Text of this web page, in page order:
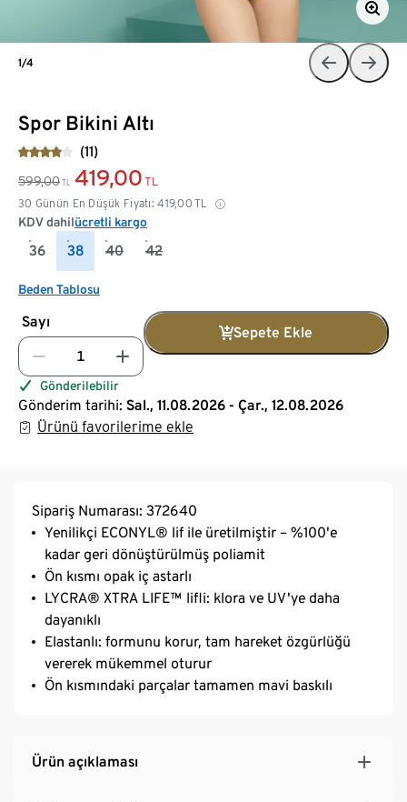
Spor Bikini Altı
(11)
599,00 TL 419,00 TL
30 Günün En Düşük Fiyatı: 419,00 TL
KDV dahilücretli kargo
36 38 40 42
Beden Tablosu
Sayı
Sepete Ekle
Gönderilebilir
Gönderim tarihi: Sal., 11.08.2026 - Çar., 12.08.2026
Ürünü favorilerime ekle
1/4
Sipariş Numarası: 372640
Yenilikçi ECONYL® lif ile üretilmiştir – %100'e
kadar geri dönüştürülmüş poliamit
Ön kısmı opak iç astarlı
LYCRA® XTRA LIFE™ lifli: klora ve UV'ye daha
dayanıklı
Elastanlı: formunu korur, tam hareket özgürlüğü
vererek mükemmel oturur
Ön kısmındaki parçalar tamamen mavi baskılı
Ürün açıklaması